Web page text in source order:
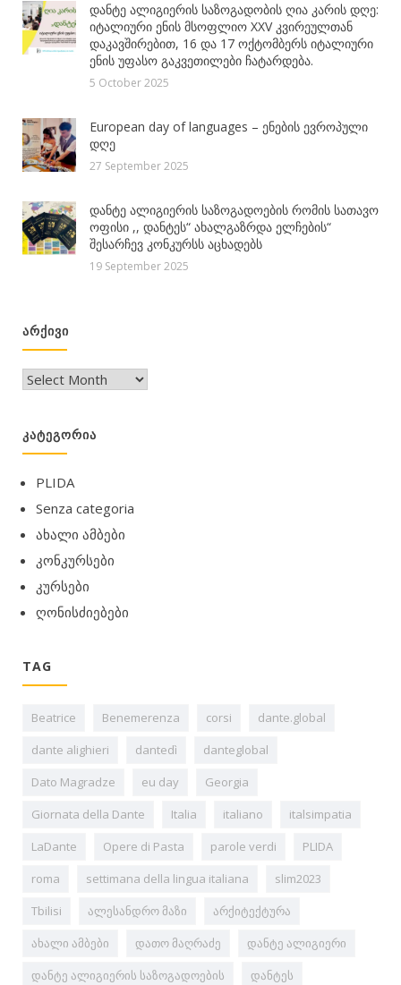
დანტე ალიგიერის საზოგადობის ღია კარის დღე:
იტალიური ენის მსოფლიო XXV კვირეულთან
დაკავშირებით, 16 და 17 ოქტომბერს იტალიური
ენის უფასო გაკვეთილები ჩატარდება.
5 October 2025
European day of languages – ენების ევროპული
დღე
27 September 2025
დანტე ალიგიერის საზოგადოების რომის სათავო
ოფისი ,, დანტეს“ ახალგაზრდა ელჩების“
შესარჩევ კონკურსს აცხადებს
19 September 2025
ᲐᲠᲥᲘᲕᲘ
არქივი
ᲙᲐᲢᲔᲒᲝᲠᲘᲐ
PLIDA
Senza categoria
ახალი ამბები
კონკურსები
კურსები
ღონისძიებები
TAG
Beatrice Benemerenza corsi
dante.global
dante alighieri
dantedì
danteglobal
Dato Magradze
eu day
Georgia
Giornata della Dante
Italia italiano
italsimpatia
LaDante
Opere di Pasta parole verdi
PLIDA
roma
settimana della lingua italiana
slim2023
Tbilisi
ალესანდრო მაზი
არქიტექტურა
ახალი ამბები
დათო მაღრაძე
დანტე ალიგიერი
დანტე ალიგიერის საზოგადოების
დანტეს